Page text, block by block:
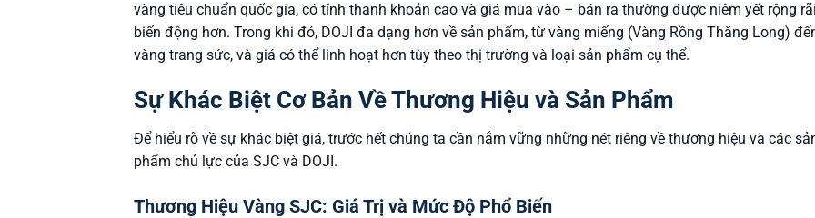
vàng tiêu chuẩn quốc gia, có tính thanh khoản cao và giá mua vào – bán ra thường được niêm yết rộng
biến động hơn. Trong khi đó, DOJI đa dạng hơn về sản phẩm, từ vàng miếng (Vàng Rồng Thăng Long)
vàng trang sức, và giá có thể linh hoạt hơn tùy theo thị trường và loại sản phẩm cụ thể.
Sự Khác Biệt Cơ Bản Về Thương Hiệu và Sản Phẩm
Để hiểu rõ về sự khác biệt giá, trước hết chúng ta cần nắm vững những nét riêng về thương hiệu và các
phẩm chủ lực của SJC và DOJI.
Thương Hiệu Vàng SJC: Giá Trị và Mức Độ Phổ Biến